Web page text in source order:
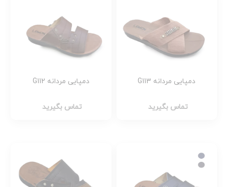
دمپایی مردانه G113
تماس بگیرید
دمپایی مردانه G112
تماس بگیرید